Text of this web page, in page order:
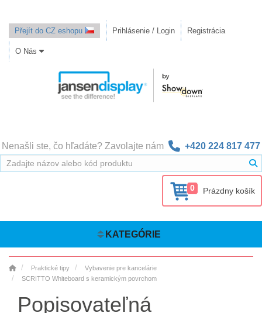
Přejít do CZ eshopu Prihlásenie / Login Registrácia
O Nás
Nenašli ste, čo hľadáte? Zavolajte nám +420 224 817 477
0 Prázdny košík
KATEGÓRIE
Praktické tipy
Vybavenie pre kancelárie
SCRITTO Whiteboard s keramickým povrchom
Popisovateľná